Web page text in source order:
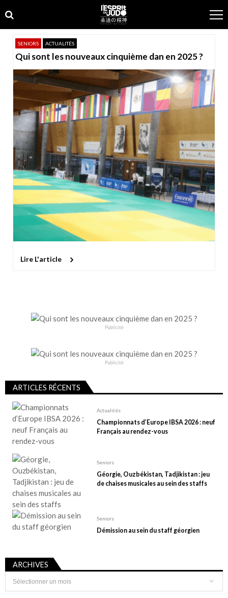
to
navigation
to
content
SENIORS ACTUALITÉS
Qui sont les nouveaux cinquième dan en 2025 ?
Lire L'article
Publicité
Publicité
ARTICLES RÉCENTS
Actualités
Championnats d’Europe IBSA 2026 : neuf
Français au rendez-vous
Seniors
Géorgie, Ouzbékistan, Tadjikistan : jeu
de chaises musicales au sein des staffs
Seniors
Démission au sein du staff géorgien
ARCHIVES
Archives